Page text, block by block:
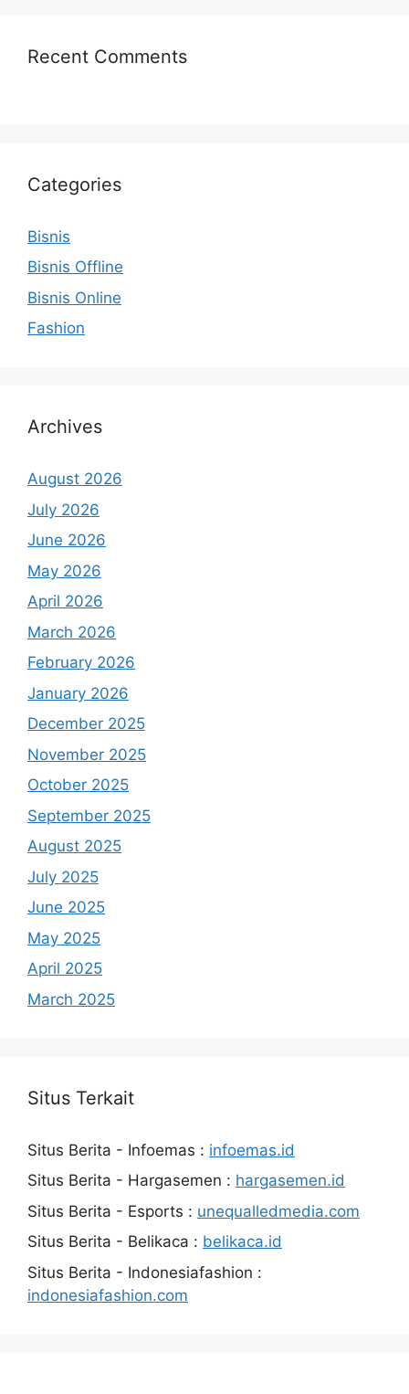
Recent Comments
Categories
Bisnis
Bisnis Offline
Bisnis Online
Fashion
Archives
August 2026
July 2026
June 2026
May 2026
April 2026
March 2026
February 2026
January 2026
December 2025
November 2025
October 2025
September 2025
August 2025
July 2025
June 2025
May 2025
April 2025
March 2025
Situs Terkait
Situs Berita - Infoemas : infoemas.id
Situs Berita - Hargasemen : hargasemen.id
Situs Berita - Esports : unequalledmedia.com
Situs Berita - Belikaca : belikaca.id
Situs Berita - Indonesiafashion :
indonesiafashion.com